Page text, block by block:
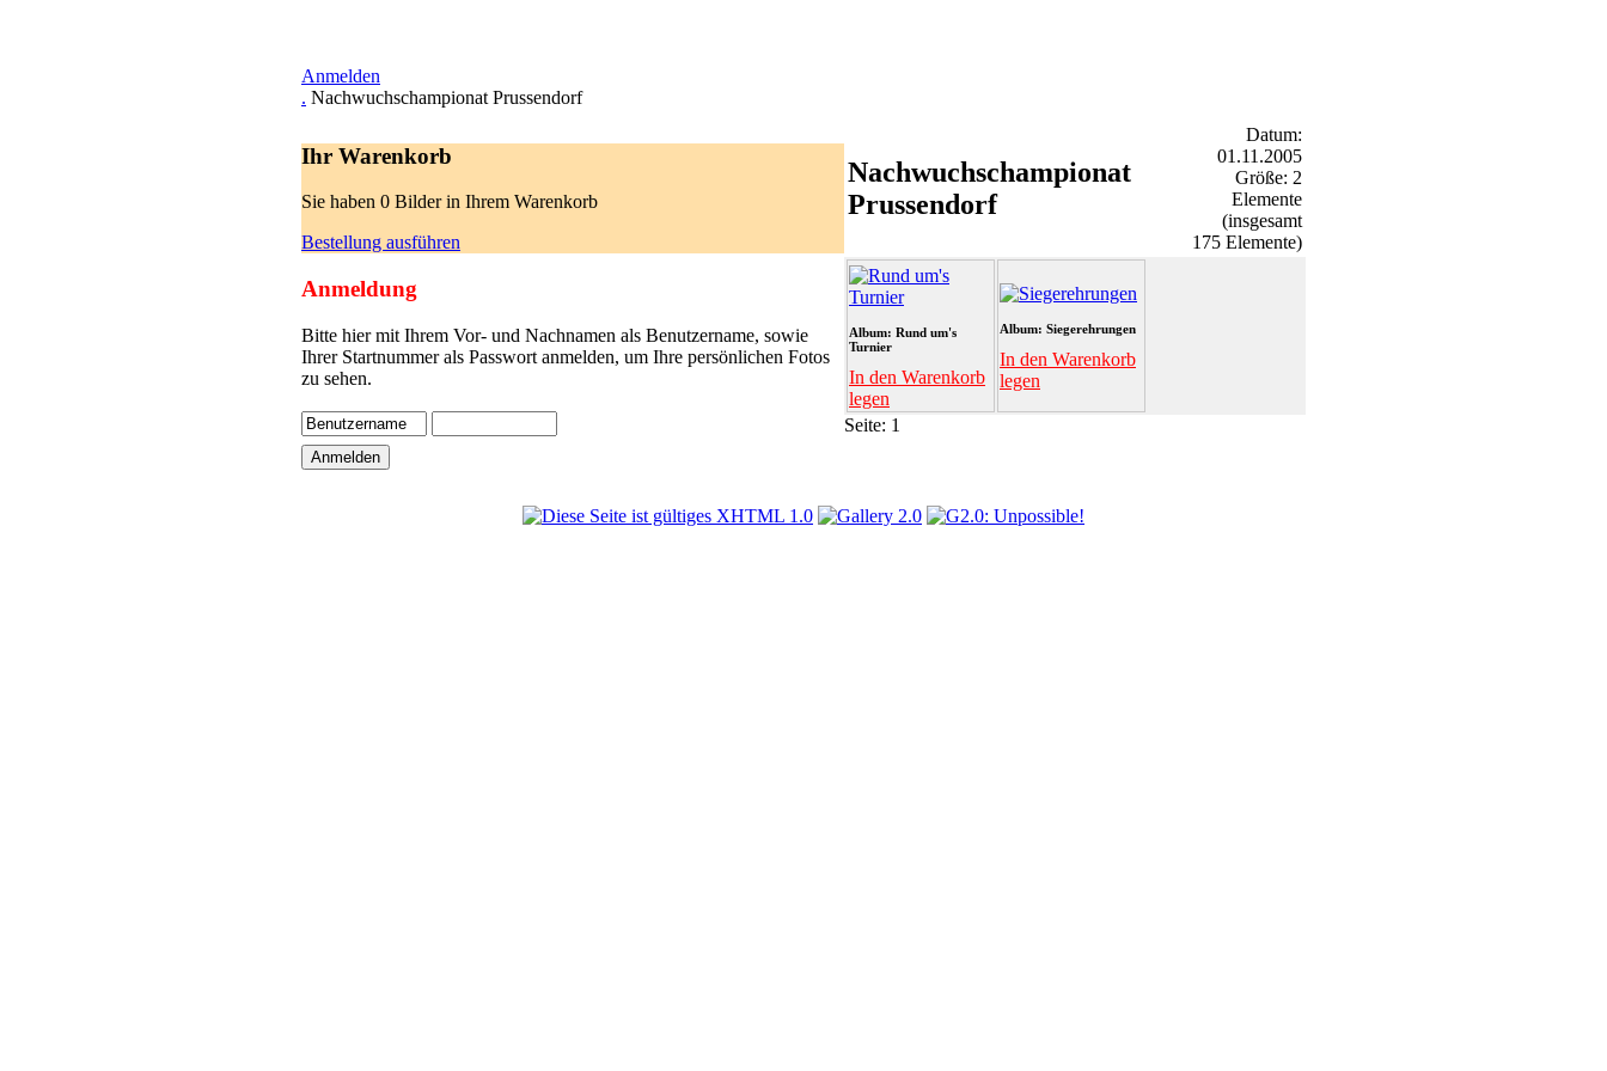
Anmelden
. Nachwuchschampionat Prussendorf
Ihr Warenkorb
Sie haben 0 Bilder in Ihrem Warenkorb
Bestellung ausführen
Anmeldung
Bitte hier mit Ihrem Vor- und Nachnamen als Benutzername, sowie
Ihrer Startnummer als Passwort anmelden, um Ihre persönlichen Fotos
zu sehen.
Nachwuchschampionat
Prussendorf
Datum:
01.11.2005
Größe: 2
Elemente
(insgesamt
175 Elemente)
Album: Rund um's
Turnier
In den Warenkorb
legen
Album: Siegerehrungen
In den Warenkorb
legen
Seite: 1